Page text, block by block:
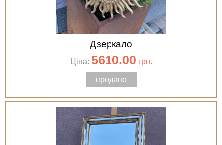
Дзеркало
Ціна: 5610.00 грн.
продано